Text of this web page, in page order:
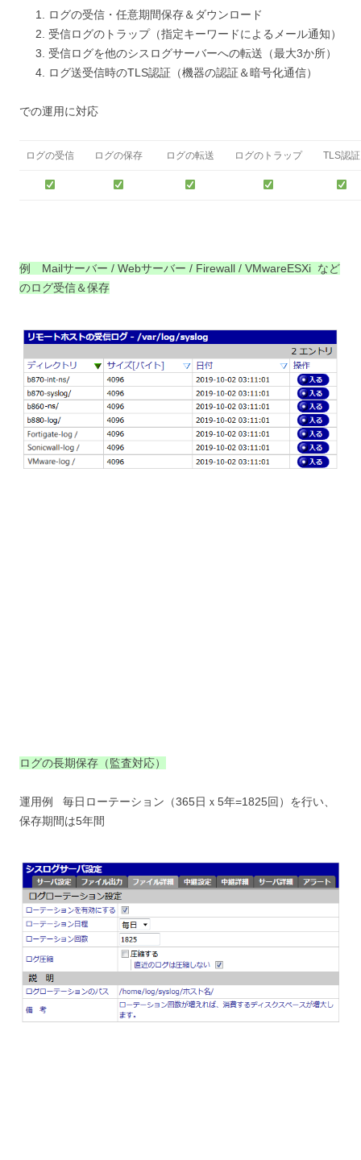
ログの受信・任意期間保存＆ダウンロード
受信ログのトラップ（指定キーワードによるメール通知）
受信ログを他のシスログサーバーへの転送（最大3か所）
ログ送受信時のTLS認証（機器の認証＆暗号化通信）
での運用に対応
ログの受信 ログの保存 ログの転送 ログのトラップ TLS認証
例 Mailサーバー / Webサーバー / Firewall / VMwareESXi など
のログ受信＆保存
ログの長期保存（監査対応）
運用例 毎日ローテーション（365日ｘ5年=1825回）を行い、
保存期間は5年間